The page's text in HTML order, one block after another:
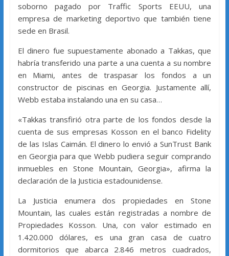
soborno pagado por Traffic Sports EEUU, una
empresa de marketing deportivo que también tiene
sede en Brasil.
El dinero fue supuestamente abonado a Takkas, que
habría transferido una parte a una cuenta a su nombre
en Miami, antes de traspasar los fondos a un
constructor de piscinas en Georgia. Justamente allí,
Webb estaba instalando una en su casa…
«Takkas transfirió otra parte de los fondos desde la
cuenta de sus empresas Kosson en el banco Fidelity
de las Islas Caimán. El dinero lo envió a SunTrust Bank
en Georgia para que Webb pudiera seguir comprando
inmuebles en Stone Mountain, Georgia», afirma la
declaración de la Justicia estadounidense.
La Justicia enumera dos propiedades en Stone
Mountain, las cuales están registradas a nombre de
Propiedades Kosson. Una, con valor estimado en
1.420.000 dólares, es una gran casa de cuatro
dormitorios que abarca 2.846 metros cuadrados,